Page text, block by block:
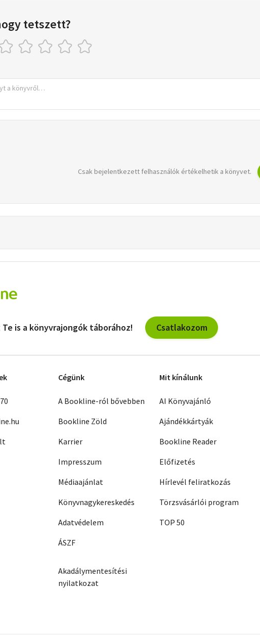
tetszett?
Csak bejelentkezett felhasználók értékelhetik a könyvet.
Te is a könyvrajongók táborához! Csatlakozom
Cégünk
A Bookline-ról bővebben
Bookline Zöld
Karrier
Impresszum
Médiaajánlat
Könyvnagykereskedés
Adatvédelem
ÁSZF
Akadálymentesítési
nyilatkozat
Mit kínálunk
AI Könyvajánló
Ajándékkártyák
Bookline Reader
Előfizetés
Hírlevél feliratkozás
Törzsvásárlói program
TOP 50